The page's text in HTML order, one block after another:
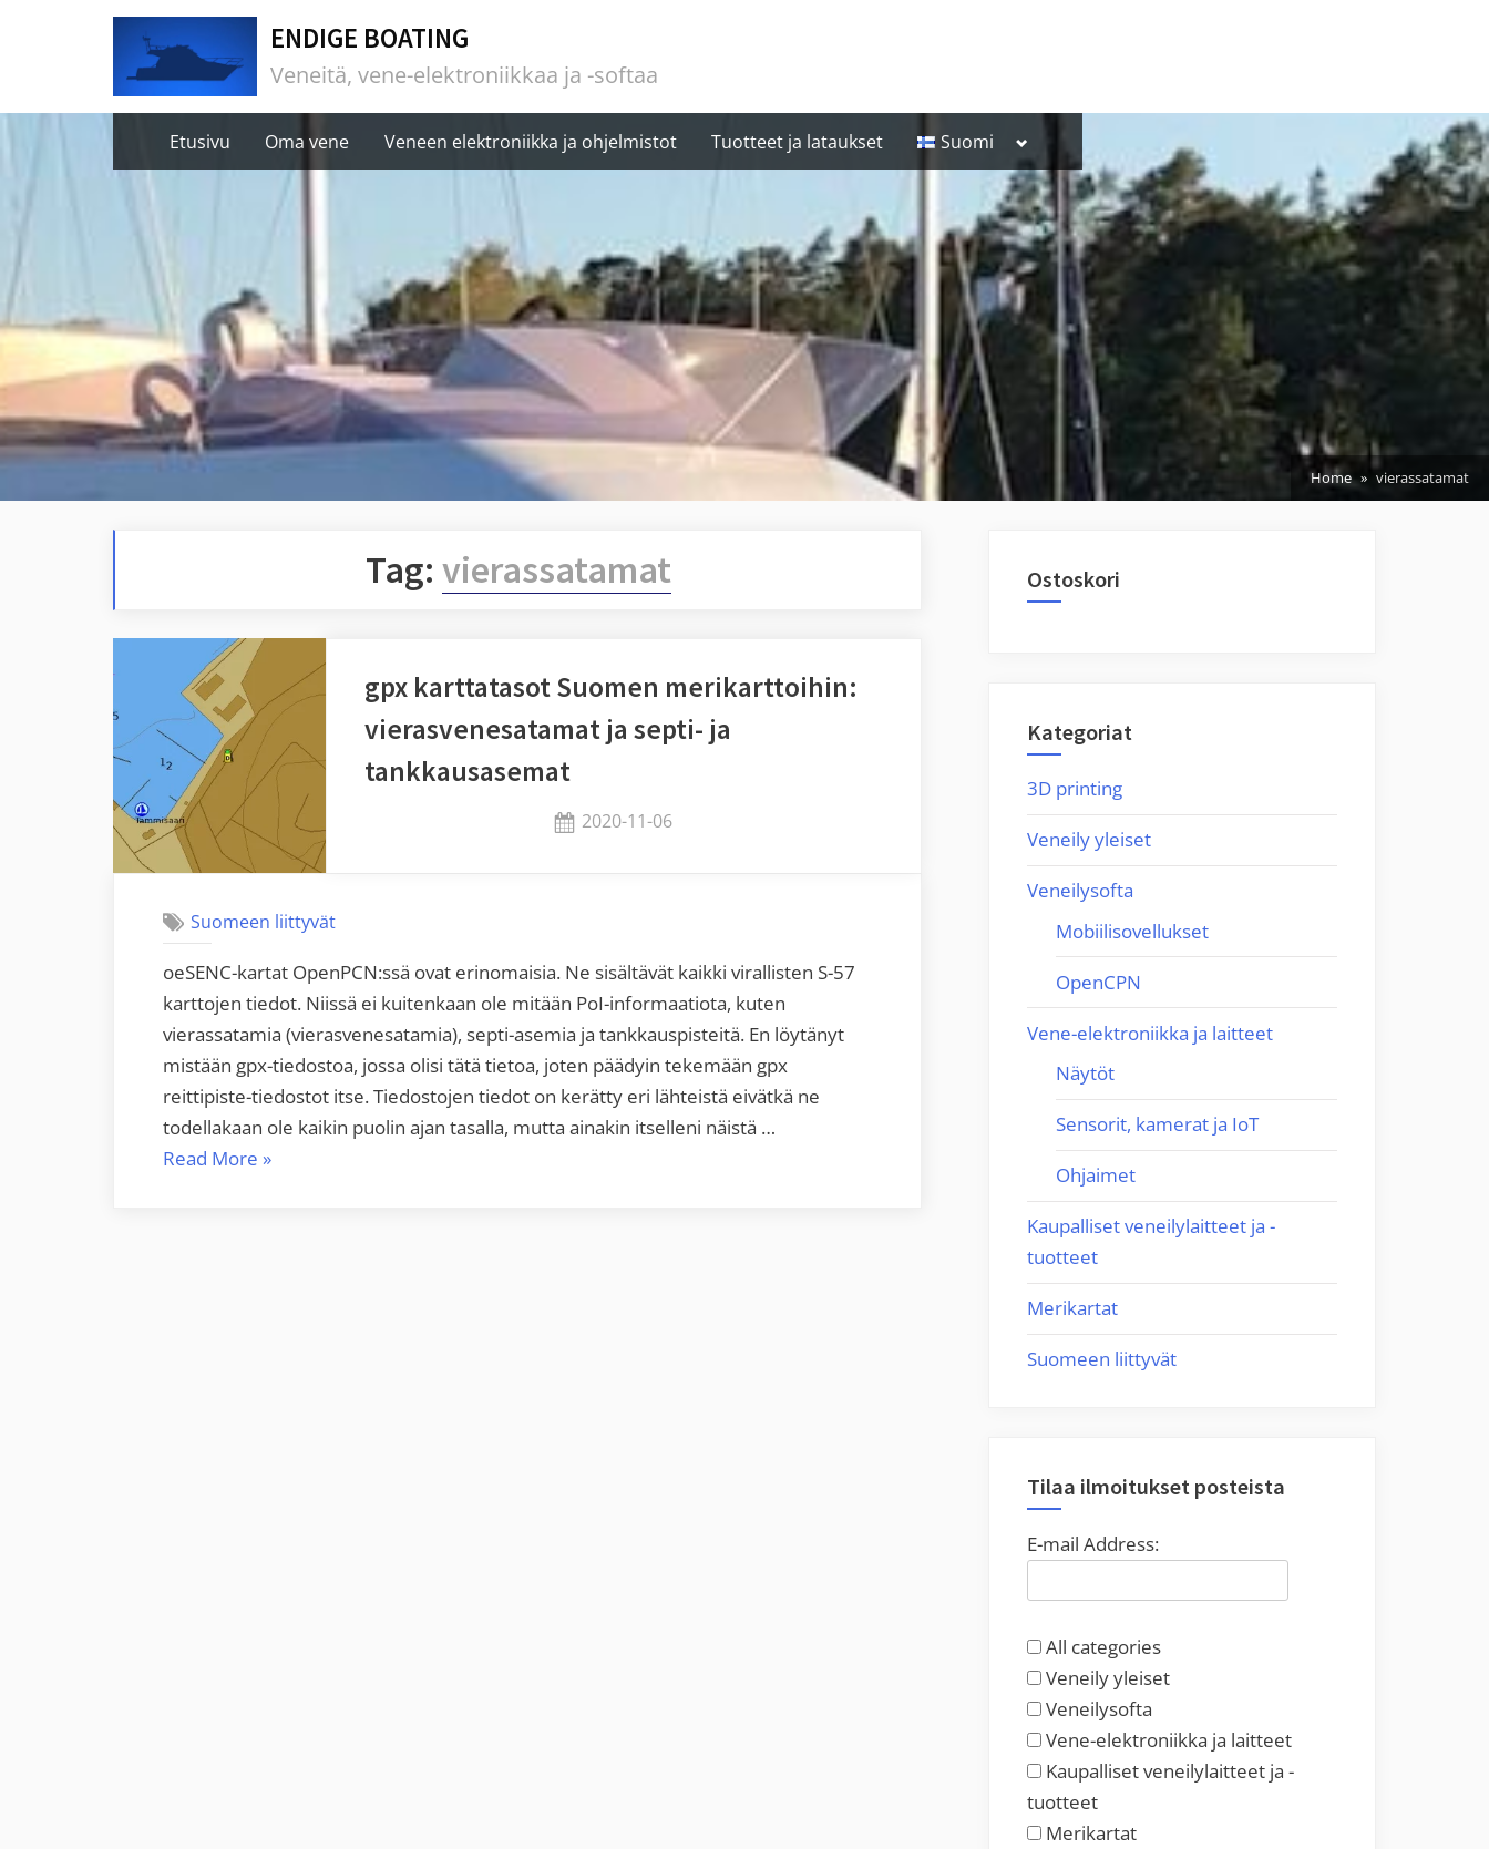
ENDIGE BOATING
Veneitä, vene-elektroniikkaa ja -softaa
Etusivu Oma vene Veneen elektroniikka ja ohjelmistot Tuotteet ja lataukset Suomi Toggle
sub-
menu
English
Home vierassatamat
Tag: vierassatamat
gpx karttatasot Suomen merikarttoihin:
vierasvenesatamat ja septi- ja
tankkausasemat
Posted
2020-11-06
Suomeen liittyvät
oeSENC-kartat OpenPCN:ssä ovat erinomaisia. Ne sisältävät kaikki virallisten S-57
karttojen tiedot. Niissä ei kuitenkaan ole mitään PoI-informaatiota, kuten
vierassatamia (vierasvenesatamia), septi-asemia ja tankkauspisteitä. En löytänyt
mistään gpx-tiedostoa, jossa olisi tätä tietoa, joten päädyin tekemään gpx
reittipiste-tiedostot itse. Tiedostojen tiedot on kerätty eri lähteistä eivätkä ne
todellakaan ole kaikin puolin ajan tasalla, mutta ainakin itselleni näistä …
Read More “gpx
»
Ostoskori
Kategoriat
3D printing
Veneily yleiset
Veneilysofta
Mobiilisovellukset
OpenCPN
Vene-elektroniikka ja laitteet
Näytöt
Sensorit, kamerat ja IoT
Ohjaimet
Kaupalliset veneilylaitteet ja -
tuotteet
Merikartat
Suomeen liittyvät
Tilaa ilmoitukset posteista
E-mail Address:
All categories
Veneily yleiset
Veneilysofta
Vene-elektroniikka ja laitteet
Kaupalliset veneilylaitteet ja -
tuotteet
Merikartat